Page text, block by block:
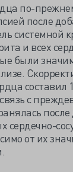
по-
после
системной
и всех
были
составил
с
сердечно-
от их